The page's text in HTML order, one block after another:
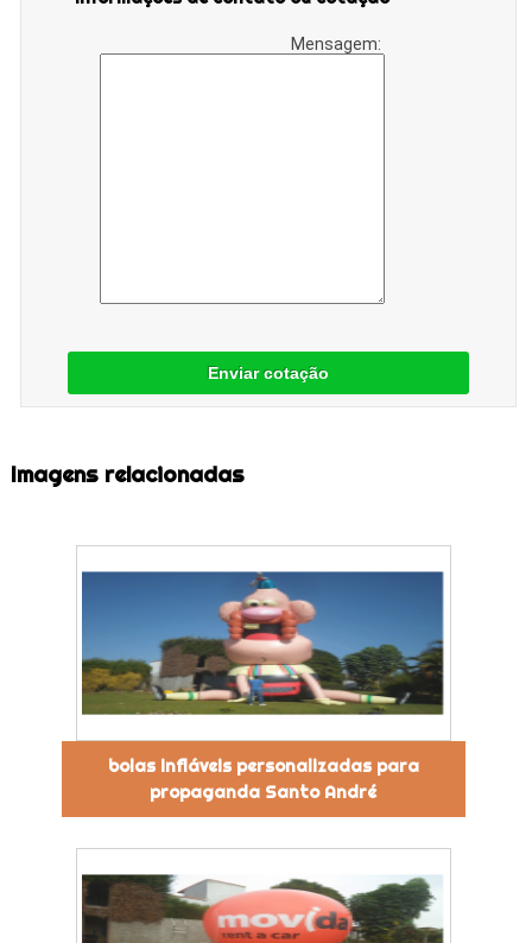
Mensagem:
Enviar cotação
Imagens relacionadas
bolas infláveis personalizadas para
propaganda Santo André